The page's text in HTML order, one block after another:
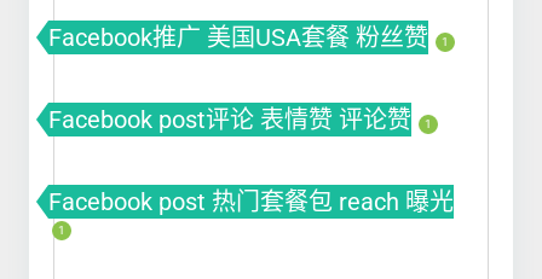
Facebook推广 美国USA套餐 粉丝赞 1
Facebook post评论 表情赞 评论赞 1
Facebook post 热门套餐包 reach 曝光
1